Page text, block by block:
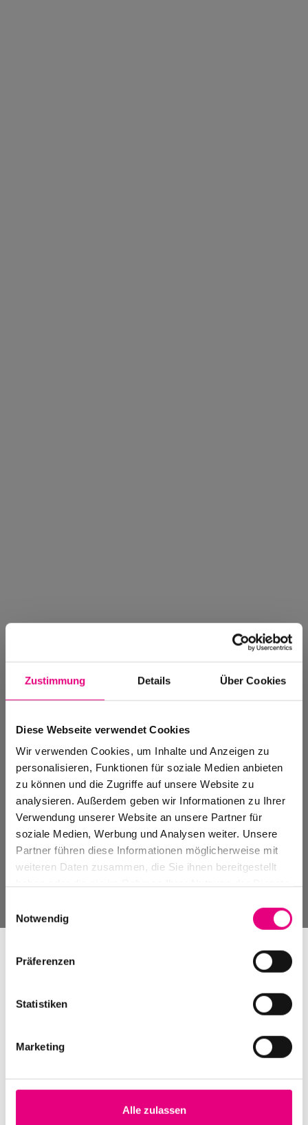
Zustimmung Details Über Cookies
Diese Webseite verwendet Cookies
Wir verwenden Cookies, um Inhalte und Anzeigen zu
personalisieren, Funktionen für soziale Medien anbieten
zu können und die Zugriffe auf unsere Website zu
analysieren. Außerdem geben wir Informationen zu Ihrer
Verwendung unserer Website an unsere Partner für
soziale Medien, Werbung und Analysen weiter. Unsere
Partner führen diese Informationen möglicherweise mit
weiteren Daten zusammen, die Sie ihnen bereitgestellt
Notwendig
Präferenzen
Statistiken
Marketing
Alle zulassen
Events Archive
Past events, festivals, and venues
Nightmares on Wax